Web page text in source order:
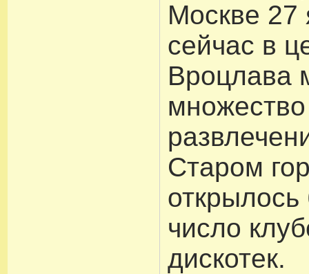
Москве 27
сейчас в
Вроцлава
множество
Старом
число
дискотек.